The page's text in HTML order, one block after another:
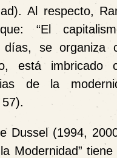
Al respecto,
“El
días, se organiza
está imbricado
de la
Dussel (1994,
Modernidad”